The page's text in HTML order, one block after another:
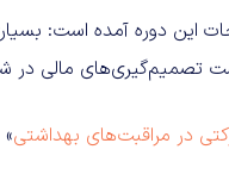
این دوره آمده است:
تصمیم‌گیری‌های مالی در
در مراقبت‌های بهداشتی